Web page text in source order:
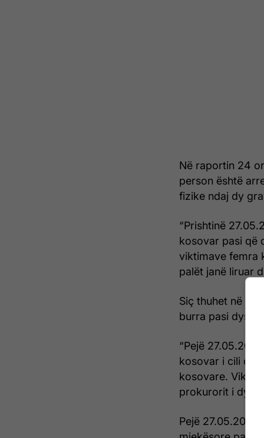
Në raportin 24
person është
fizike ndaj dy
“Prishtinë
kosovar pasi që
viktimave femra
palët janë liruar
Siç thuhet në
burra pasi
“Pejë
kosovar i cili
kosovare.
prokurorit i
Pejë 27.05.2026